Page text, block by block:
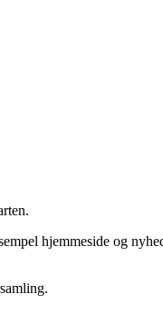
hjemmeside og